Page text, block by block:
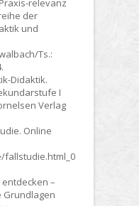
relevanz
der
und
Ts.:
Didaktik.
I
Verlag
Online
entdecken –
Grundlagen